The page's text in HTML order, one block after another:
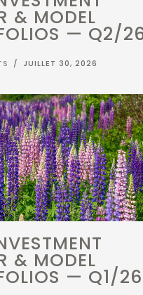
/ JUILLET 30, 2026
& MODEL
— Q1/26
/ AVRIL 29, 2026